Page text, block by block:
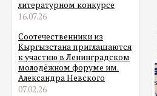
литературном конкурсе
16.07.26
Соотечественники из
Кыргызстана приглашаются
к участию в Ленинградском
молодёжном форуме им.
Александра Невского
07.02.26